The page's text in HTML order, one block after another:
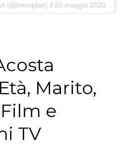
(@bensplatt) il 20 maggio 2020 alle 11:50 PDT
Marito,
e
TV